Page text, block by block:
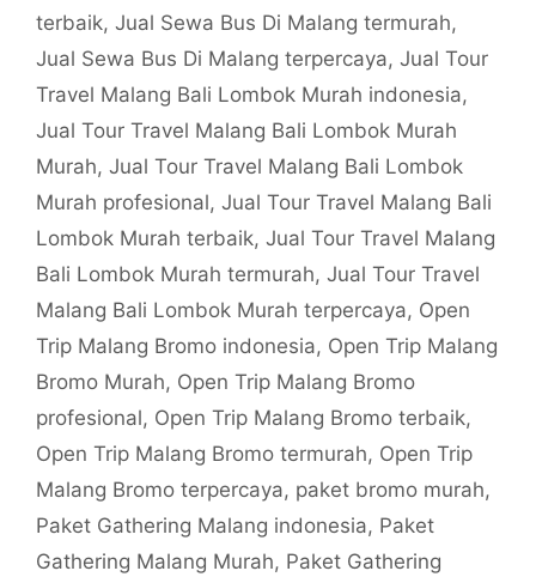
terbaik, Jual Sewa Bus Di Malang termurah,
Jual Sewa Bus Di Malang terpercaya, Jual Tour
Travel Malang Bali Lombok Murah indonesia,
Jual Tour Travel Malang Bali Lombok Murah
Murah, Jual Tour Travel Malang Bali Lombok
Murah profesional, Jual Tour Travel Malang Bali
Lombok Murah terbaik, Jual Tour Travel Malang
Bali Lombok Murah termurah, Jual Tour Travel
Malang Bali Lombok Murah terpercaya, Open
Trip Malang Bromo indonesia, Open Trip Malang
Bromo Murah, Open Trip Malang Bromo
profesional, Open Trip Malang Bromo terbaik,
Open Trip Malang Bromo termurah, Open Trip
Malang Bromo terpercaya, paket bromo murah,
Paket Gathering Malang indonesia, Paket
Gathering Malang Murah, Paket Gathering